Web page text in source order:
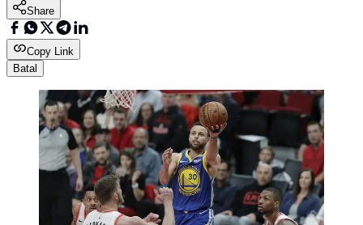
Share
Copy Link
Batal